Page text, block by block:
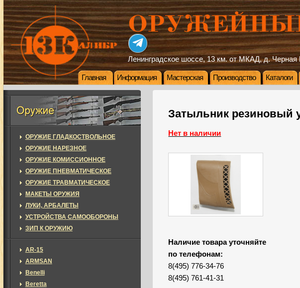
Ленинградское шоссе, 13 км. от МКАД, д. Черная
Главная Информация Мастерская Производство Каталоги
Затыльник резиновый
Нет в наличии
Наличие товара уточняйте
по телефонам:
8(495) 776-34-76
8(495) 761-41-31
ОРУЖИЕ ГЛАДКОСТВОЛЬНОЕ
ОРУЖИЕ НАРЕЗНОЕ
ОРУЖИЕ КОМИССИОННОЕ
ОРУЖИЕ ПНЕВМАТИЧЕСКОЕ
ОРУЖИЕ ТРАВМАТИЧЕСКОЕ
МАКЕТЫ ОРУЖИЯ
ЛУКИ, АРБАЛЕТЫ
УСТРОЙСТВА САМООБОРОНЫ
ЗИП К ОРУЖИЮ
AR-15
ARMSAN
Benelli
Beretta